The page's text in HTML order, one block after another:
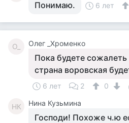
Понимаю. 6 лет
О_ Олег _Хроменко
Пока будете сожалеть
страна воровская
6 лет 2 0
НК Нина Кузьмина
Господи! Похоже ч.ю